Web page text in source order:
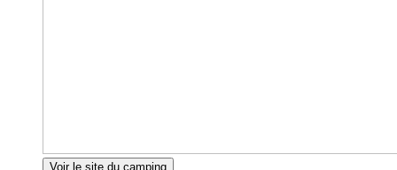
Voir le site du camping